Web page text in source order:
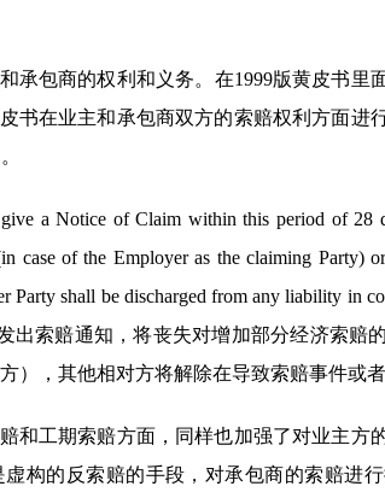
承包商的权利和义务。在1999版黄皮书里
书在业主和承包商双方的索赔权利方面进
a Notice of Claim within this period of 28
case of the Employer as the claiming Party)
Party shall be discharged from any liability in
出索赔通知，将丧失对增加部分经济索
），其他相对方将解除在导致索赔事件或
和工期索赔方面，同样也加强了对业主方
构的反索赔的手段，对承包商的索赔进